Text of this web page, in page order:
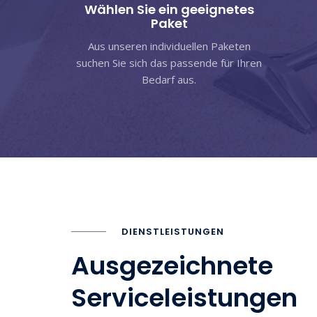
Wählen Sie ein geeignetes
Paket
Aus unseren individuellen Paketen
suchen Sie sich das passende für Ihren
Bedarf aus.
DIENSTLEISTUNGEN
Ausgezeichnete
Serviceleistungen